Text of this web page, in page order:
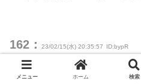
162： 23/02/15(水) 20:35:57 ID:bypR
大手絵師はどれだけ普及
メニュー ホーム 検索